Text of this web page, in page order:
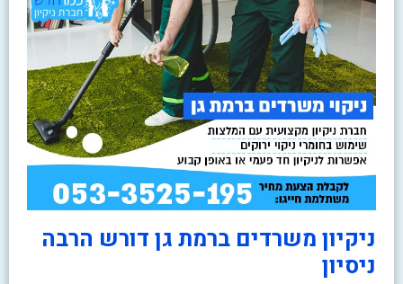
ניקיון משרדים ברמת גן דורש הרבה
ניסיון